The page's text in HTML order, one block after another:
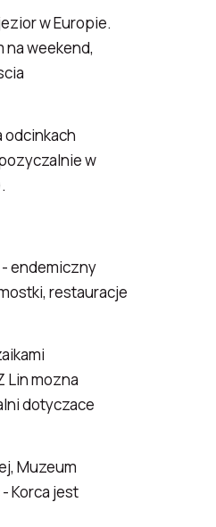
w Europie.
weekend,
odcinkach
w
endemiczny
restauracje
Lin mozna
dotyczace
Muzeum
Korca jest